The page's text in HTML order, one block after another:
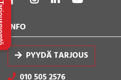
INFO
PYYDÄ TARJOUS
010 505 2576